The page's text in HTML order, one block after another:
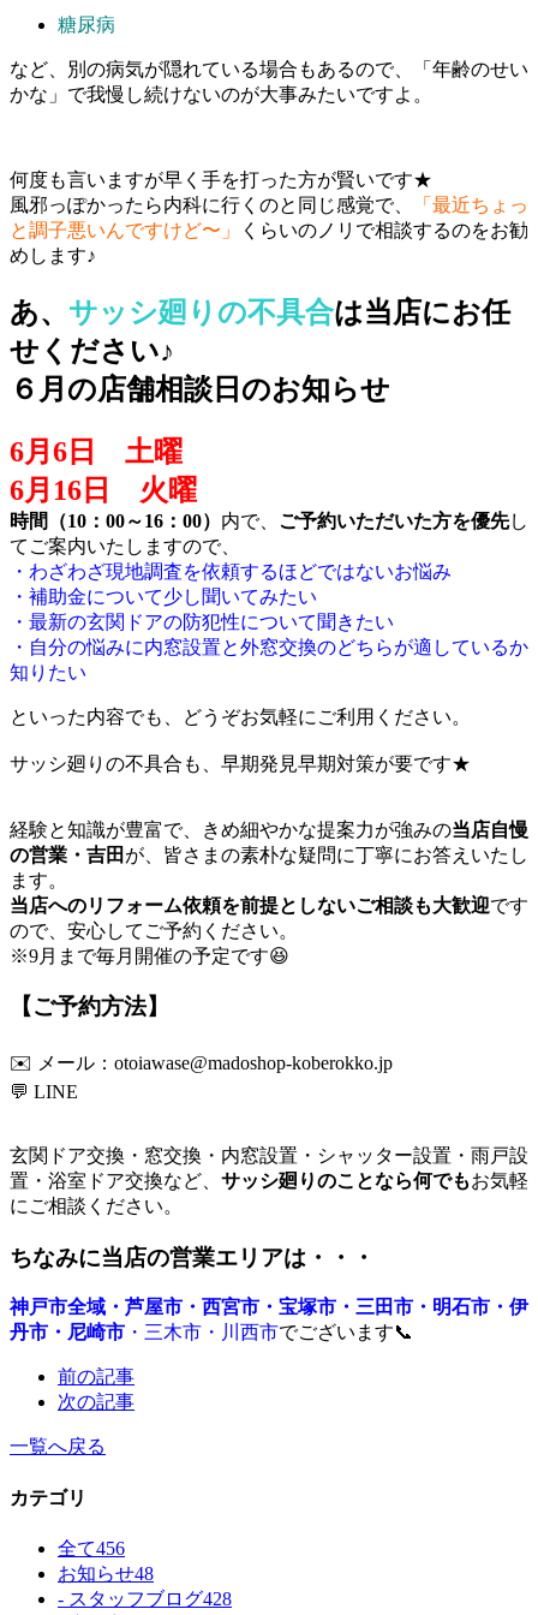
糖尿病
など、別の病気が隠れている場合もあるので、「年齢のせい
かな」で我慢し続けないのが大事みたいですよ。
何度も言いますが早く手を打った方が賢いです★
風邪っぽかったら内科に行くのと同じ感覚で、
「最近ちょっ
と調子悪いんですけど〜」
くらいのノリで相談するのをお勧
めします♪
あ、 サッシ廻りの不具合は当店にお任
せください♪
６月の店舗相談日のお知らせ
6月6日 土曜
6月16日 火曜
時間（10：00～16：00） 内で、 ご予約いただいた方を優先し
てご案内いたしますので、
・わざわざ現地調査を依頼するほどではないお悩み
・補助金について少し聞いてみたい
・最新の玄関ドアの防犯性について聞きたい
・自分の悩みに内窓設置と外窓交換のどちらが適しているか
知りたい
といった内容でも、どうぞお気軽にご利用ください。
サッシ廻りの不具合も、早期発見早期対策が要です★
経験と知識が豊富で、きめ細やかな提案力が強みの当店自慢
の営業・吉田 が、皆さまの素朴な疑問に丁寧にお答えいたし
ます。
当店へのリフォーム依頼を前提としないご相談も大歓迎です
ので、安心してご予約ください。
※9月まで毎月開催の予定です😆
【ご予約方法】
✉️ メール： otoiawase@madoshop-koberokko.jp
💬 LINE
玄関ドア交換・窓交換・内窓設置・シャッター設置・雨戸設
置・浴室ドア交換など、 サッシ廻りのことなら何でもお気軽
にご相談ください。
ちなみに当店の営業エリアは・・・
神戸市全域・芦屋市・西宮市・宝塚市・三田市・明石市・伊
丹市・尼崎市 ・三木市・川西市でございます📞
前の記事
次の記事
一覧へ戻る
カテゴリ
全て456
お知らせ48
- スタッフブログ428